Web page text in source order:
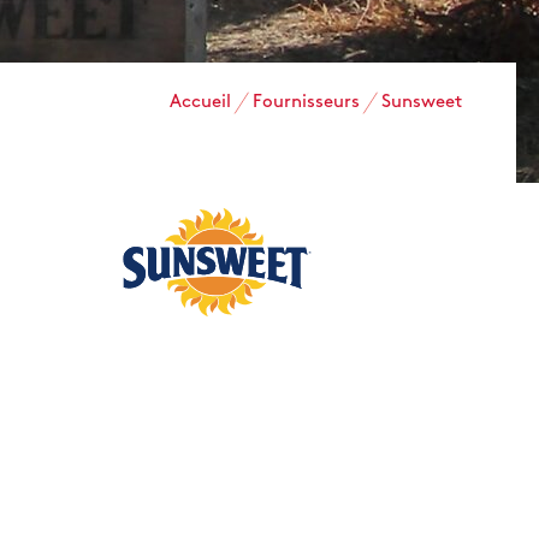
Accueil Fournisseurs Sunsweet